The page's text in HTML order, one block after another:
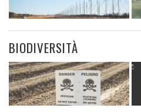
BIODIVERSITÀ